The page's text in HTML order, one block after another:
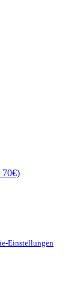
70€)
Einstellungen